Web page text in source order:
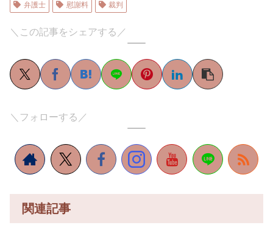
弁護士
慰謝料 裁判
＼この記事をシェアする／
＼フォローする／
関連記事